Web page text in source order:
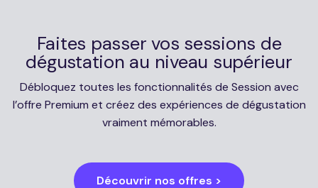
Faites passer vos sessions de
dégustation au niveau supérieur
Débloquez toutes les fonctionnalités de Session avec
l’offre Premium et créez des expériences de dégustation
vraiment mémorables.
Découvrir nos offres >